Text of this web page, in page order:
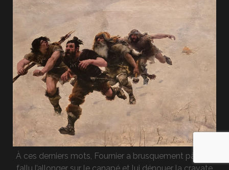
À ces derniers mots, Fournier a brusquement pâli. Il a
fallu l’allonger sur le canapé et lui dénouer la cravate